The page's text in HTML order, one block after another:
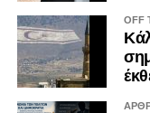
OFF